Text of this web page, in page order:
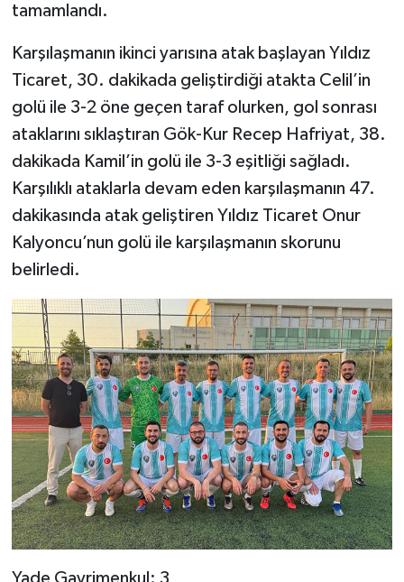
tamamlandı.
Karşılaşmanın ikinci yarısına atak başlayan Yıldız
Ticaret, 30. dakikada geliştirdiği atakta Celil’in
golü ile 3-2 öne geçen taraf olurken, gol sonrası
ataklarını sıklaştıran Gök-Kur Recep Hafriyat, 38.
dakikada Kamil’in golü ile 3-3 eşitliği sağladı.
Karşılıklı ataklarla devam eden karşılaşmanın 47.
dakikasında atak geliştiren Yıldız Ticaret Onur
Kalyoncu’nun golü ile karşılaşmanın skorunu
belirledi.
Yade Gayrimenkul: 3